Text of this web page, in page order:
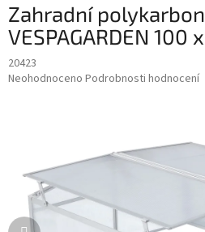
Zahradní
VESPAGARDEN 100
20423
Průměrné
hvězdiček.
Neohodnoceno Podrobnosti hodnocení